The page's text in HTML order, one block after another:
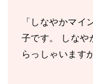
「しなやかマ
子です。 しなや
らっしゃいます